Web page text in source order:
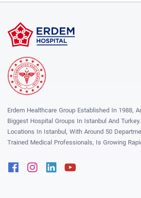
Erdem Healthcare Group Established In 1988,
Biggest Hospital Groups In Istanbul And
Locations In Istanbul, With Around 50
Trained Medical Professionals, Is Growing
FacebookInstagram
Linkedin